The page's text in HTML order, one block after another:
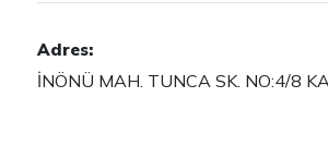
Adres:
İNÖNÜ MAH. TUNCA SK. NO:4/8